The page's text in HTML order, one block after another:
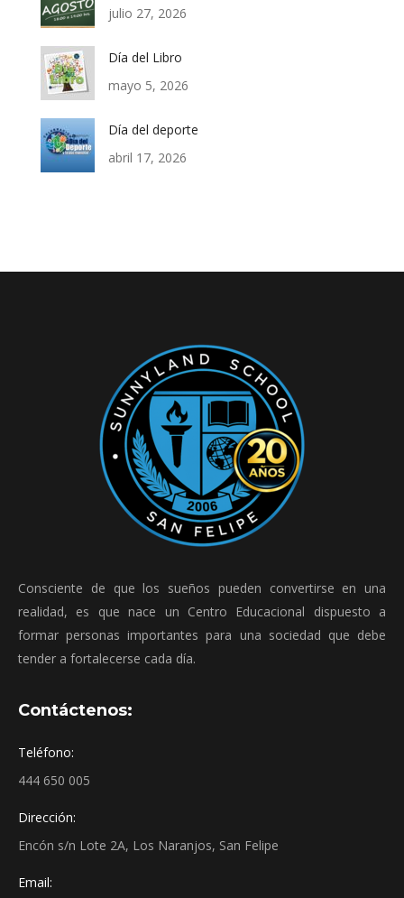
julio 27, 2026
Día del Libro
mayo 5, 2026
Día del deporte
abril 17, 2026
Consciente de que los sueños pueden convertirse en una
realidad, es que nace un Centro Educacional dispuesto a
formar personas importantes para una sociedad que debe
tender a fortalecerse cada día.
Contáctenos:
Teléfono:
444 650 005
Dirección:
Encón s/n Lote 2A, Los Naranjos, San Felipe
Email: